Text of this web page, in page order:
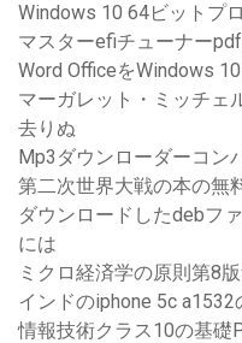
Windows 10 64ビットプ
マスターefiチューナー
Word OfficeをWindows
マーガレット・ミッチェ
去りぬ
Mp3ダウンローダーコン
第二次世界大戦の本の無
ダウンロードしたdebフ
には
ミクロ経済学の原則第8
インドのiphone 5c
情報技術クラス10の基礎